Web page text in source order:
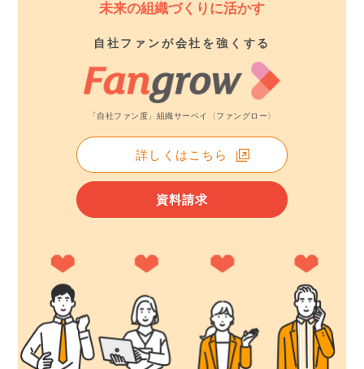
未来の組織づくりに活かす
自社ファンが会社を強くする
「自社ファン度」組織サーベイ〈ファングロー〉
詳しくはこちら
資料請求